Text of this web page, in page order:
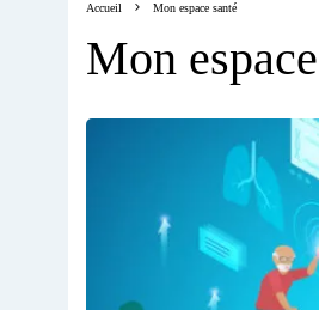
Accueil Mon espace santé
Mon